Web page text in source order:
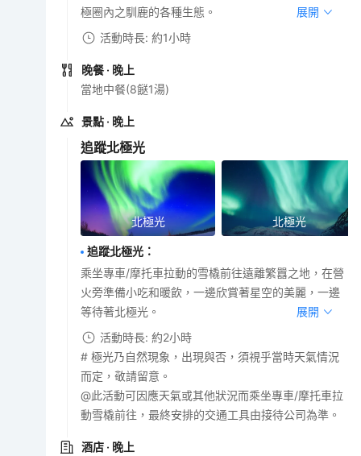
極圈內之馴鹿的各種生態。
展開
活動時長: 約1小時
晚餐 · 晚上
當地中餐(8餸1湯)
景點 · 晚上
追蹤北極光
北極光 北極光
追蹤北極光 ：
乘坐專車/摩托車拉動的雪橇前往遠離繁囂之地，在營
火旁準備小吃和暖飲，一邊欣賞著星空的美麗，一邊
等待著北極光。
展開
活動時長: 約2小時
# 極光乃自然現象，出現與否，須視乎當時天氣情況
而定，敬請留意。
@此活動可因應天氣或其他狀況而乘坐專車/摩托車拉
動雪橇前往，最終安排的交通工具由接待公司為準。
酒店 · 晚上